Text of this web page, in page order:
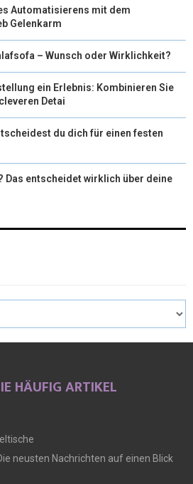
Automatisierens mit dem
Gelenkarm
– Wunsch oder Wirklichkeit?
ein Erlebnis: Kombinieren Sie
Detai
du dich für einen festen
Das entscheidet wirklich über deine
HÄUFIG ARTIKEL
neusten Nachrichten auf einen Blick